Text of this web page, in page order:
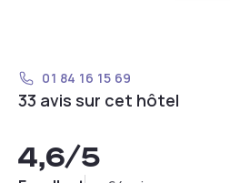
01 84 16 15 69
33 avis sur cet hôtel
4,6/5